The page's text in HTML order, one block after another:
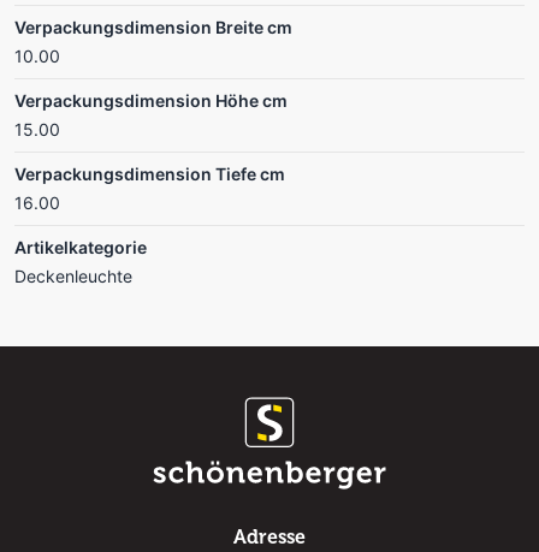
Verpackungsdimension Breite cm
10.00
Verpackungsdimension Höhe cm
15.00
Verpackungsdimension Tiefe cm
16.00
Artikelkategorie
Deckenleuchte
Adresse